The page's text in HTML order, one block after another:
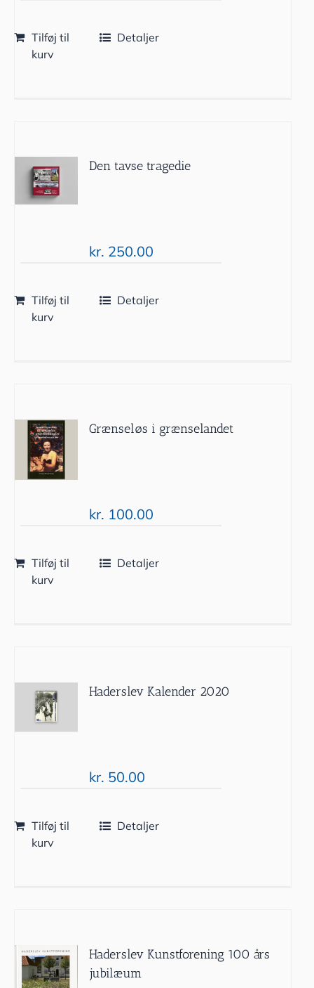
Tilføj til
kurv
Detaljer
Den tavse tragedie
kr. 250.00
Tilføj til
kurv
Detaljer
Grænseløs i grænselandet
kr. 100.00
Tilføj til
kurv
Detaljer
Haderslev Kalender 2020
kr. 50.00
Tilføj til
kurv
Detaljer
Haderslev Kunstforening 100 års
jubilæum